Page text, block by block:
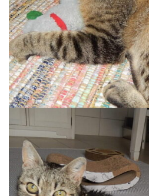
Auslauf